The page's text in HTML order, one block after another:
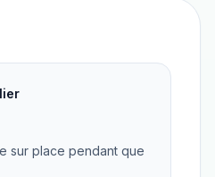
sur place pendant que